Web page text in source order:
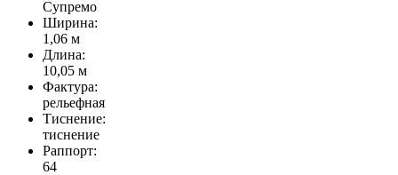
Супремо
Ширина:
1,06 м
Длина:
10,05 м
Фактура:
рельефная
Тиcнение:
тиснение
Раппорт:
64